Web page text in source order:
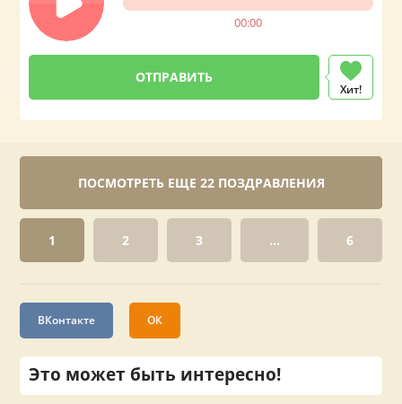
00:00
Хит!
ПОСМОТРЕТЬ ЕЩЕ 22 ПОЗДРАВЛЕНИЯ
1 2 3 ... 6
ВКонтакте ОК
Это может быть интересно!